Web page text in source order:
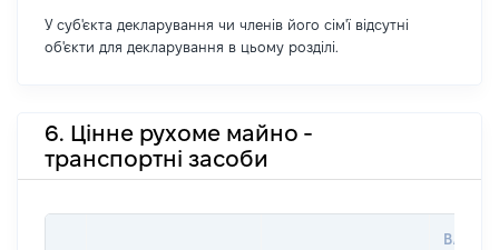
У суб'єкта декларування чи членів його сім'ї відсутні
об'єкти для декларування в цьому розділі.
6. Цінне рухоме майно -
транспортні засоби